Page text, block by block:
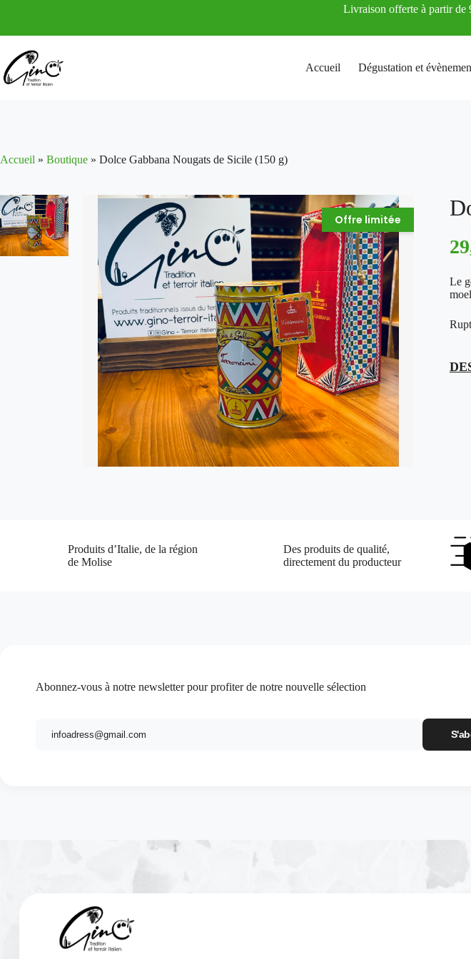
Livraison offerte à partir de
Accueil Dégustation et
Accueil » Boutique » Dolce Gabbana Nougats de Sicile (150 g)
Offre limitée
Le
Produits d’Italie, de la région
de Molise
Des produits de qualité,
directement du producteur
Abonnez-vous à notre newsletter pour profiter de notre nouvelle sélection
mail